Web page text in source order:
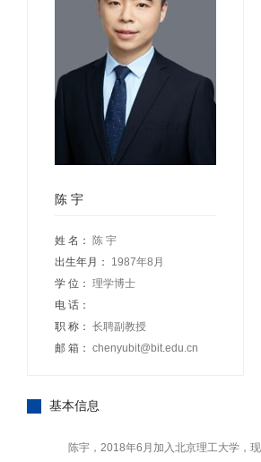
陈 宇
姓 名：
陈 宇
出生年月：
1987年8月
学 位： 理学博士
电 话：
职 称： 长聘副教授
邮 箱： chenyubit@bit.edu.cn
基本信息
陈宇，2018年6月加入北京理工大学，现